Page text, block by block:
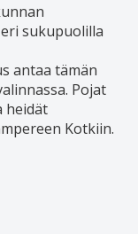
sukupuolilla
antaa tämän
Pojat
heidät
Kotkiin.